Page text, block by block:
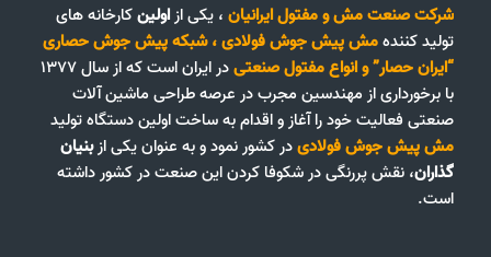
شرکت صنعت مش و مفتول ایرانیان، یکی از اولینکارخانه های
تولید کنندهمش پیش جوش فولادی،شبکه پیش جوش حصاری
“ایران حصار”وانواع مفتول صنعتی
در ایران است که از سال ۱۳۷۷
با برخورداری از مهندسین مجرب در عرصه طراحی ماشین آلات
صنعتی فعالیت خود را آغاز و اقدام به ساخت اولین دستگاه تولید
مش پیش جوش فولادیدر کشور نمود و به عنوان یکی ازبنیان
گذاران، نقش پررنگی در شکوفا کردن این صنعت در کشور داشته
است.